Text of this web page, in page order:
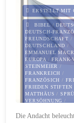
Frieden
und
ERSTELLT MIT
BIBEL/
DEUTSCH-
FREUNDSCHAFT /
DEUTSCHLAND /
EMMANUEL
EUROPA /FRANK-
STEINMEIER /
FRANKREICH /
FRANZÖSICH /
FRIEDEN STIFTEN
MATTHÄUS /
VERSÖHNUNG /
Die Andacht